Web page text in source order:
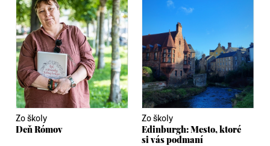
Zo školy
Deň Rómov
Zo školy
Edinburgh: Mesto, ktoré
si vás podmaní